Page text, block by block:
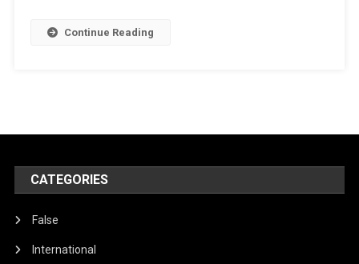
کې
Continue Reading
CATEGORIES
False
International